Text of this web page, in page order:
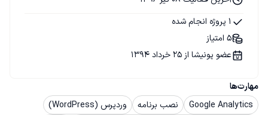
مهارت‌ها
Google Analytics
نصب برنامه
وردپرس (WordPress)
1 پروژه انجام شده
5 امتیاز
عضو پونیشا از 25 خرداد 1394